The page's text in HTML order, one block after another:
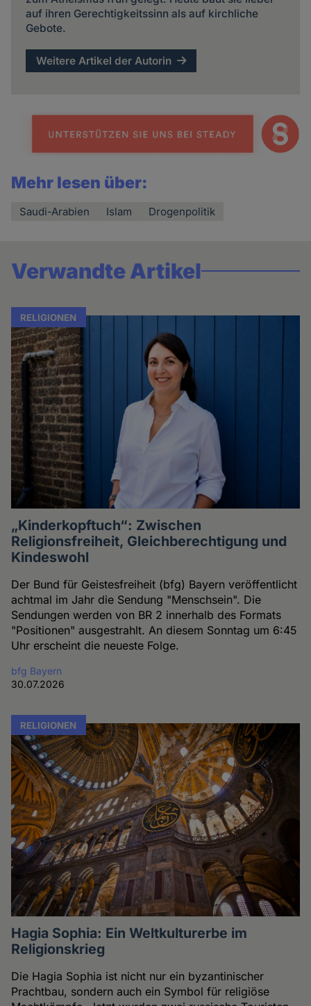
auf ihren Gerechtigkeitssinn als auf kirchliche
Gebote.
Weitere Artikel der Autorin
Mehr lesen über:
Saudi-Arabien Islam Drogenpolitik
Verwandte Artikel
RELIGIONEN
„Kinderkopftuch“: Zwischen
Religionsfreiheit, Gleichberechtigung und
Kindeswohl
Der Bund für Geistesfreiheit (bfg) Bayern veröffentlicht
achtmal im Jahr die Sendung "Menschsein". Die
Sendungen werden von BR 2 innerhalb des Formats
"Positionen" ausgestrahlt. An diesem Sonntag um 6:45
Uhr erscheint die neueste Folge.
bfg Bayern
30.07.2026
RELIGIONEN
Hagia Sophia: Ein Weltkulturerbe im
Religionskrieg
Die Hagia Sophia ist nicht nur ein byzantinischer
Prachtbau, sondern auch ein Symbol für religiöse